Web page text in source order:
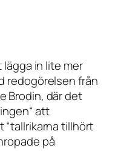
in lite mer
redogörelsen från
Brodin, där det
“att
“tallrikarna tillhört
på